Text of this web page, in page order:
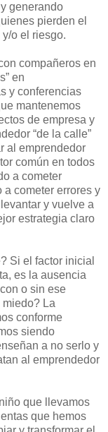
generando
pierden el
o el riesgo.
compañeros en
en
y conferencias
mantenemos
de empresa y
“de la calle”
al emprendedor
común en todos
a cometer
a cometer errores y
y vuelve a
estrategia claro
Si el factor inicial
es la ausencia
o sin ese
La
conforme
siendo
a no serlo y
al emprendedor
que llevamos
que hemos